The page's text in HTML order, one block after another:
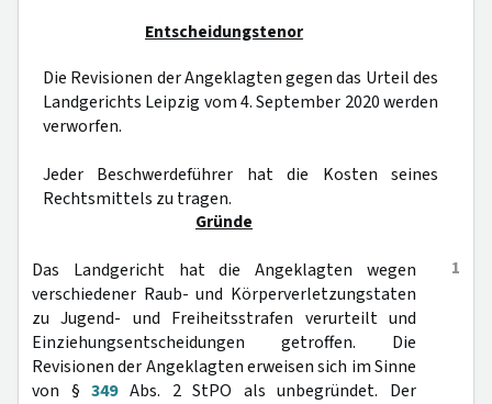
Entscheidungstenor
Die Revisionen der Angeklagten gegen das Urteil des
Landgerichts Leipzig vom 4. September 2020 werden
verworfen.
Jeder Beschwerdeführer hat die Kosten seines
Rechtsmittels zu tragen.
Gründe
1
Das Landgericht hat die Angeklagten wegen
verschiedener Raub- und Körperverletzungstaten
zu Jugend- und Freiheitsstrafen verurteilt und
Einziehungsentscheidungen getroffen. Die
Revisionen der Angeklagten erweisen sich im Sinne
von §349Abs. 2 StPO als unbegründet. Der